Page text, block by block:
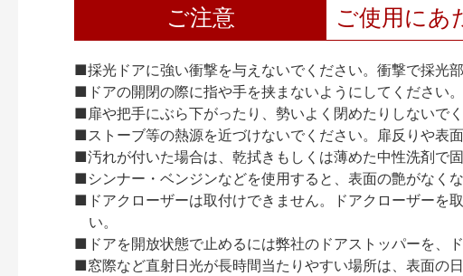
ご注意 ご使用にあ
■採光ドアに強い衝撃を与えないでください。衝撃で採光
■ドアの開閉の際に指や手を挟まないようにしてください。
■扉や把手にぶら下がったり、勢いよく閉めたりしないでく
■ストーブ等の熱源を近づけないでください。扉反りや表
■汚れが付いた場合は、乾拭きもしくは薄めた中性洗剤で
■シンナー・ベンジンなどを使用すると、表面の艶がなく
■ドアクローザーは取付けできません。ドアクローザーを
い。
■ドアを開放状態で止めるには弊社のドアストッパーを、
■窓際など直射日光が長時間当たりやすい場所は、表面の